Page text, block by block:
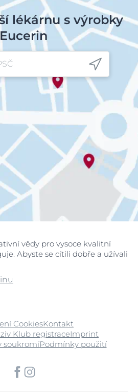
lékárnu s výrobky
Eucerin
vědy pro vysoce kvalitní
Abyste se cítili dobře a užívali
CookiesKontakt
Klub registraceImprint
soukromíPodmínky použití